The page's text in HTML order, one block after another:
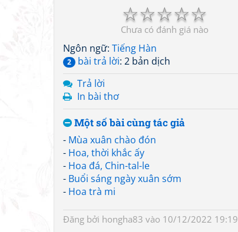
☆
☆
☆
☆
☆
Chưa có đánh giá nào
Ngôn ngữ: Tiếng Hàn
2 bài trả lời: 2 bản dịch
Trả lời
In bài thơ
Một số bài cùng tác giả
- Mùa xuân chào đón
- Hoa, thời khắc ấy
- Hoa đá, Chin-tal-le
- Buổi sáng ngày xuân sớm
- Hoa trà mi
Đăng bởi hongha83 vào 10/12/2022 19:19